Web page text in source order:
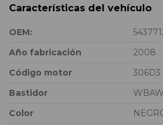
Características del vehículo
OEM:
Año fabricación
2008
Código motor
306D3
Bastidor
Color